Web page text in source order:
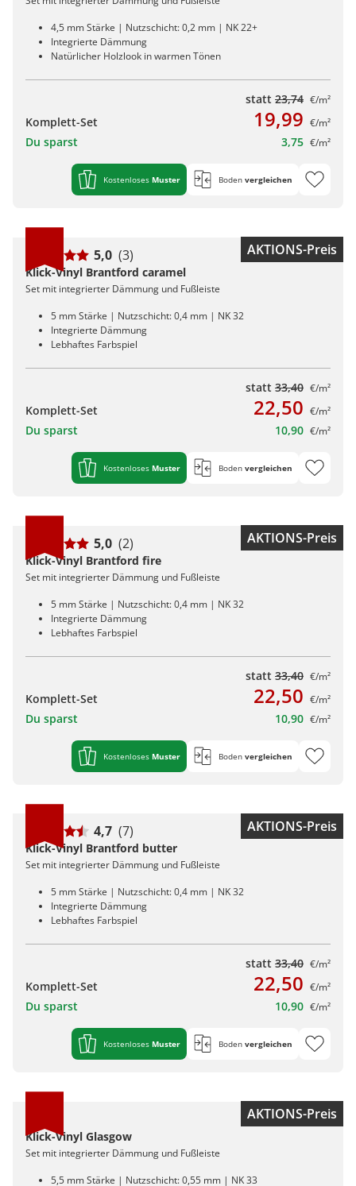
4,5 mm Stärke | Nutzschicht: 0,2 mm | NK 22+
Integrierte Dämmung
Natürlicher Holzlook in warmen Tönen
statt 23,74 €/m²
Komplett-Set 19,99 €/m²
Du sparst 3,75 €/m²
Kostenloses Muster Boden vergleichen
AKTIONS-Preis
5,0 (3)
Klick-Vinyl Brantford caramel
Set mit integrierter Dämmung und Fußleiste
5 mm Stärke | Nutzschicht: 0,4 mm | NK 32
Integrierte Dämmung
Lebhaftes Farbspiel
statt 33,40 €/m²
Komplett-Set 22,50 €/m²
Du sparst 10,90 €/m²
Kostenloses Muster Boden vergleichen
AKTIONS-Preis
5,0 (2)
Klick-Vinyl Brantford fire
Set mit integrierter Dämmung und Fußleiste
5 mm Stärke | Nutzschicht: 0,4 mm | NK 32
Integrierte Dämmung
Lebhaftes Farbspiel
statt 33,40 €/m²
Komplett-Set 22,50 €/m²
Du sparst 10,90 €/m²
Kostenloses Muster Boden vergleichen
AKTIONS-Preis
4,7 (7)
Klick-Vinyl Brantford butter
Set mit integrierter Dämmung und Fußleiste
5 mm Stärke | Nutzschicht: 0,4 mm | NK 32
Integrierte Dämmung
Lebhaftes Farbspiel
statt 33,40 €/m²
Komplett-Set 22,50 €/m²
Du sparst 10,90 €/m²
Kostenloses Muster Boden vergleichen
AKTIONS-Preis
Klick-Vinyl Glasgow
Set mit integrierter Dämmung und Fußleiste
5,5 mm Stärke | Nutzschicht: 0,55 mm | NK 33